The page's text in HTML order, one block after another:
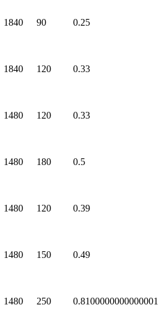
1840 90 0.25
1840 120 0.33
1480 120 0.33
1480 180 0.5
1480 120 0.39
1480 150 0.49
1480 250 0.8100000000000001